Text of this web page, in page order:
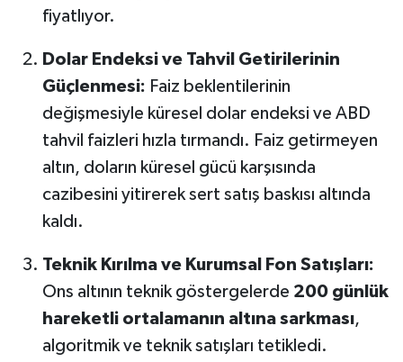
fiyatlıyor.
Dolar Endeksi ve Tahvil Getirilerinin
Güçlenmesi: Faiz beklentilerinin
değişmesiyle küresel dolar endeksi ve ABD
tahvil faizleri hızla tırmandı. Faiz getirmeyen
altın, doların küresel gücü karşısında
cazibesini yitirerek sert satış baskısı altında
kaldı.
Teknik Kırılma ve Kurumsal Fon Satışları:
Ons altının teknik göstergelerde 200 günlük
hareketli ortalamanın altına sarkması,
algoritmik ve teknik satışları tetikledi.
TARİHTE BUGÜN
TEKNOLOJİ
Trend
TÜRKİYE
VİZYONDAKİLER